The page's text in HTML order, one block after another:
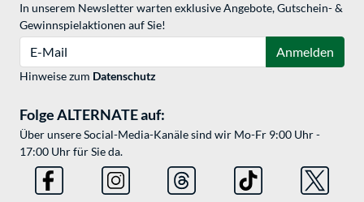
In unserem Newsletter warten exklusive Angebote, Gutschein- &
Gewinnspielaktionen auf Sie!
Anmelden
Hinweise zum Datenschutz
Folge ALTERNATE auf:
Über unsere Social-Media-Kanäle sind wir Mo-Fr 9:00 Uhr -
17:00 Uhr für Sie da.